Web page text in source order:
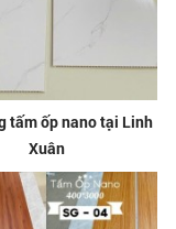
tấm ốp nano tại Linh
Xuân